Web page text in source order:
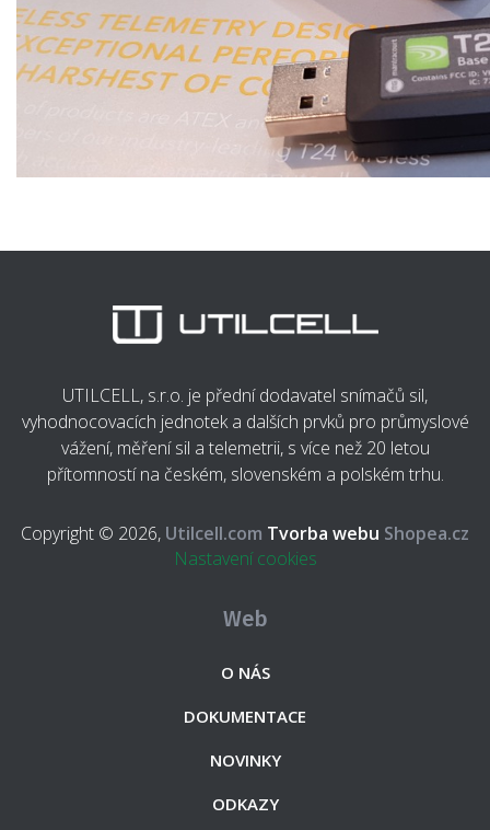
UTILCELL, s.r.o. je přední dodavatel snímačů sil,
vyhodnocovacích jednotek a dalších prvků pro průmyslové
vážení, měření sil a telemetrii, s více než 20 letou
přítomností na českém, slovenském a polském trhu.
Copyright © 2026, Utilcell.com Tvorba webu Shopea.cz
Nastavení cookies
Web
O NÁS
DOKUMENTACE
NOVINKY
ODKAZY